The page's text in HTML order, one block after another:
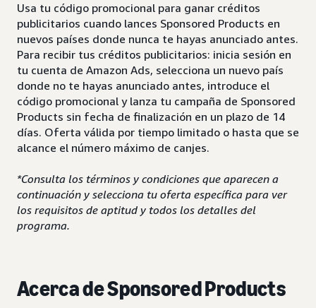
Usa tu código promocional para ganar créditos
publicitarios cuando lances Sponsored Products en
nuevos países donde nunca te hayas anunciado antes.
Para recibir tus créditos publicitarios: inicia sesión en
tu cuenta de Amazon Ads, selecciona un nuevo país
donde no te hayas anunciado antes, introduce el
código promocional y lanza tu campaña de Sponsored
Products sin fecha de finalización en un plazo de 14
días. Oferta válida por tiempo limitado o hasta que se
alcance el número máximo de canjes.
*Consulta los términos y condiciones que aparecen a
continuación y selecciona tu oferta específica para ver
los requisitos de aptitud y todos los detalles del
programa.
Acerca de Sponsored Products